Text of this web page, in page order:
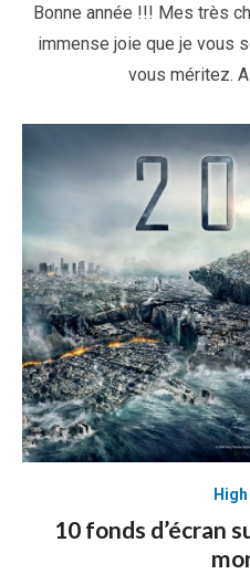
Bonne année !!! Mes très
immense joie que je vous
vous méritez.
10 fonds d’écran